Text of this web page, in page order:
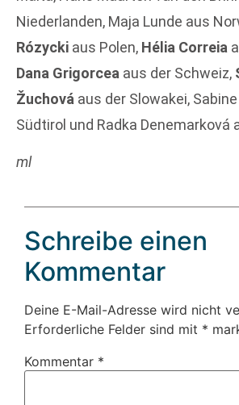
Niederlanden, Maja Lunde aus
Rózycki aus Polen, Hélia Correia
Dana Grigorcea aus der Schweiz,
Žuchová aus der Slowakei,
Südtirol und Radka Denemarková
ml
Schreibe einen
Kommentar
Deine E-Mail-Adresse wird nicht
Erforderliche Felder sind mit *
Kommentar *